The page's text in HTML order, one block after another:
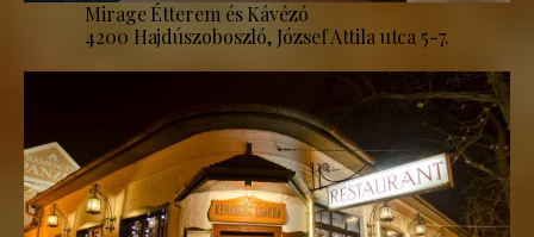
Mirage Étterem és Kávézó
4200 Hajdúszoboszló, József Attila utca 5-7.